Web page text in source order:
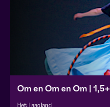
Om en Om en Om | 1,5+
Het Laagland